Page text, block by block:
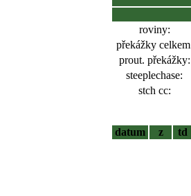
roviny:
překážky
prout. překážky:
steeplechase:
stch cc:
datum
z td